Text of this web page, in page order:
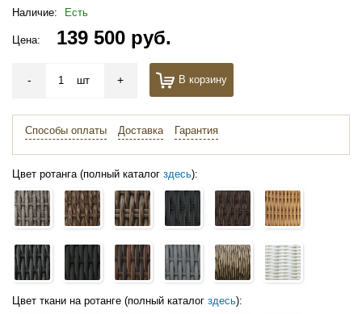
Наличие:
Есть
Цена: 139 500 руб.
- шт + В корзину
Способы оплаты Доставка Гарантия
Цвет ротанга (полный каталог здесь):
Цвет ткани на ротанге (полный каталог здесь):